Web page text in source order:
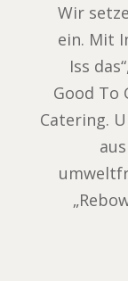
Wir
ein. Mit
Iss
Good To
Catering.